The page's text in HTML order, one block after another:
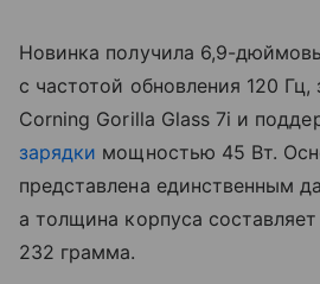
Новинка получила 6,9-
с частотой обновления 120
Corning Gorilla Glass 7i и
зарядки мощностью 45 Вт.
представлена единственным
а толщина корпуса
232 грамма.